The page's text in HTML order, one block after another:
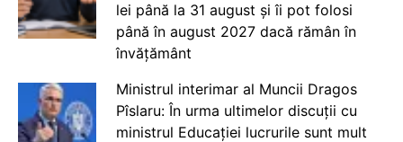
lei până la 31 august și îi pot folosi
până în august 2027 dacă rămân în
învățământ
Ministrul interimar al Muncii Dragos
Pîslaru: În urma ultimelor discuții cu
ministrul Educației lucrurile sunt mult